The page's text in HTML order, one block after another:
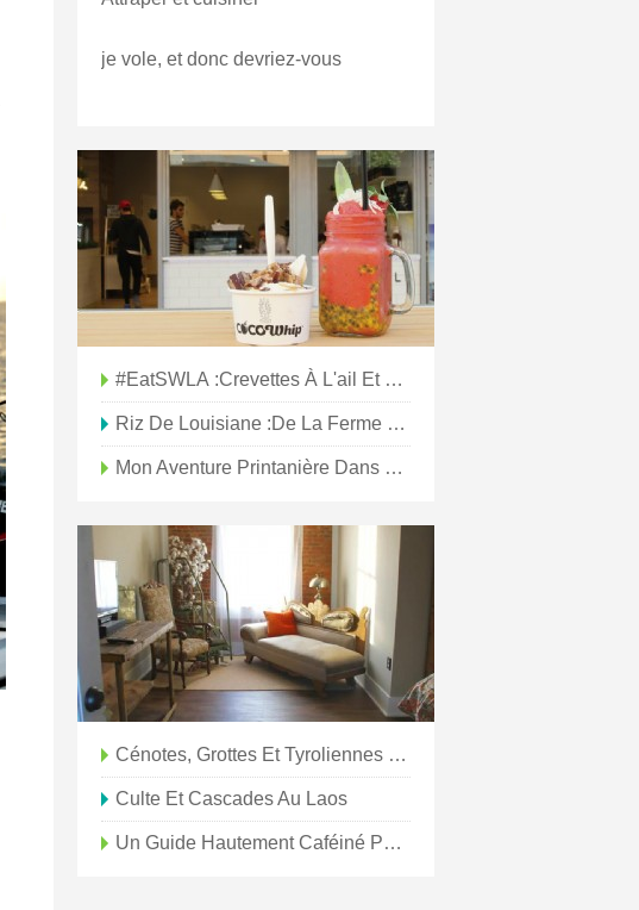
je vole, et donc devriez-vous
#EatSWLA :Crevettes À L'ail Et Pâtes Fraîches Aux Fettuccines
Riz De Louisiane :de La Ferme À La Table
Mon Aventure Printanière Dans Le Sud-Ouest De La Louisiane
Cénotes, Grottes Et Tyroliennes – Oh Mon Dieu !
Culte Et Cascades Au Laos
Un Guide Hautement Caféiné Pour Manger Et Boire À Charleston